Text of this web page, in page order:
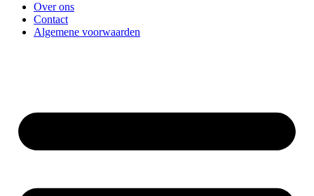
Over ons
Contact
Algemene voorwaarden